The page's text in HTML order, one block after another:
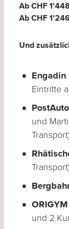
Ab CHF 1'448
Ab CHF
Und
Engadin
Eintritte
PostAuto
und
und 2